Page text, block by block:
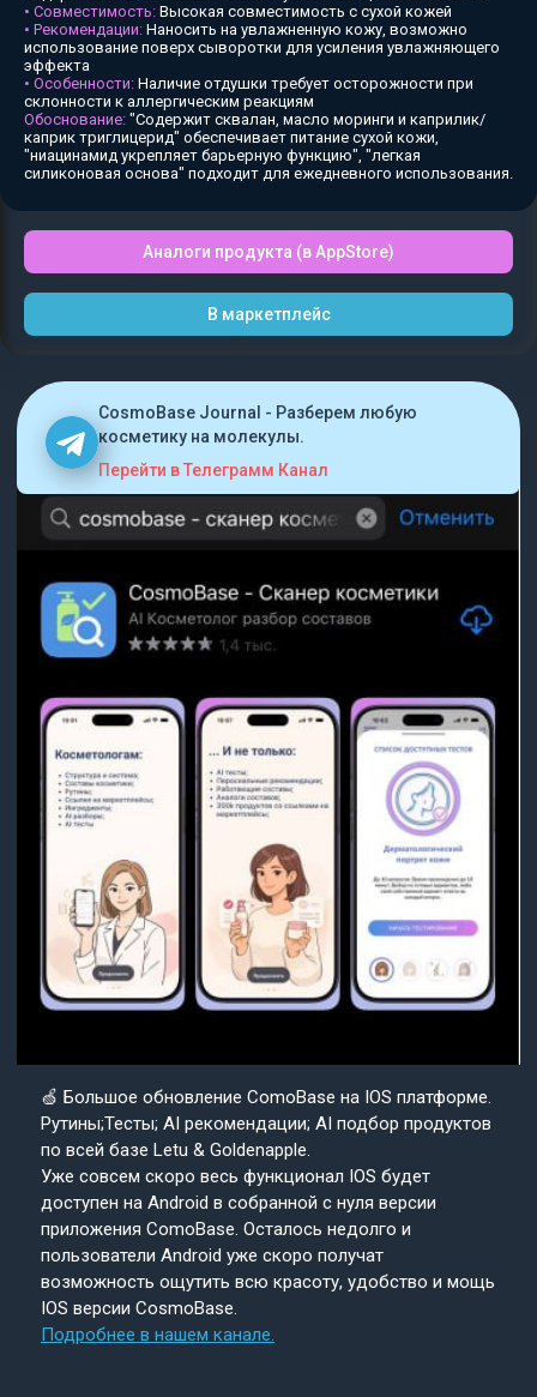
• Совместимость: Высокая совместимость с сухой кожей
• Рекомендации: Наносить на увлажненную кожу, возможно
использование поверх сыворотки для усиления увлажняющего
эффекта
• Особенности: Наличие отдушки требует осторожности при
склонности к аллергическим реакциям
Обоснование: "Содержит сквалан, масло моринги и каприлик/
каприк триглицерид" обеспечивает питание сухой кожи,
"ниацинамид укрепляет барьерную функцию", "легкая
силиконовая основа" подходит для ежедневного использования.
Аналоги продукта (в AppStore)
В маркетплейс
CosmoBase Journal - Разберем любую
косметику на молекулы.
Перейти в Телеграмм Канал
🍏 Большое обновление ComoBase на IOS платформе.
Рутины;Тесты; AI рекомендации; AI подбор продуктов
по всей базе Letu & Goldenapple.
Уже совсем скоро весь функционал IOS будет
доступен на Android в собранной с нуля версии
приложения ComoBase. Осталось недолго и
пользователи Android уже скоро получат
возможность ощутить всю красоту, удобство и мощь
IOS версии CosmoBase.
Подробнее в нашем канале.